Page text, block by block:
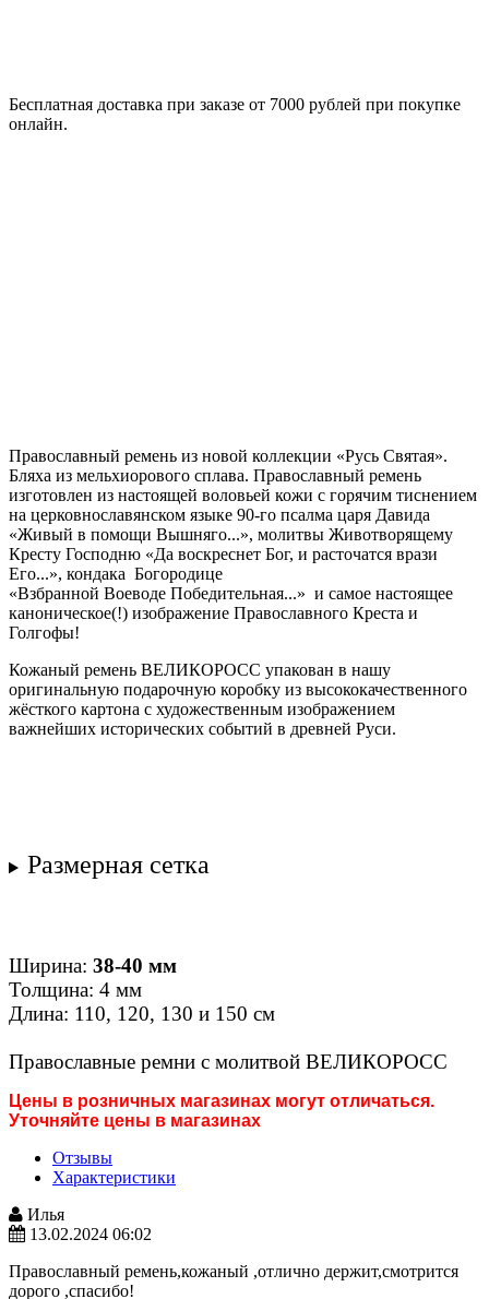
Бесплатная доставка при заказе от 7000 рублей при покупке
онлайн.
Православный ремень из новой коллекции «Русь Святая».
Бляха из мельхиорового сплава. Православный ремень
изготовлен из настоящей воловьей кожи с горячим тиснением
на церковнославянском языке 90-го псалма царя Давида
«Живый в помощи Вышняго...», молитвы Животворящему
Кресту Господню «Да воскреснет Бог, и расточатся врази
Его...», кондака ​ Богородице
«Взбранной Воеводе Победительная...» и самое настоящее
каноническое(!) изображение Православного Креста и
Голгофы!
Кожаный ремень ВЕЛИКОРОСС упакован в нашу
оригинальную подарочную коробку из высококачественного
жёсткого картона с художественным изображением
важнейших исторических событий в древней Руси.
Размерная сетка
Ширина: 38-40 мм
Толщина: 4 мм
Длина: 110, 120, 130 и 150 см
Православные ремни с молитвой ВЕЛИКОРОСС
Цены в розничных магазинах могут отличаться.
Уточняйте цены в магазинах
Отзывы
Характеристики
Илья
13.02.2024 06:02
Православный ремень,кожаный ,отлично держит,смотрится
дорого ,спасибо!